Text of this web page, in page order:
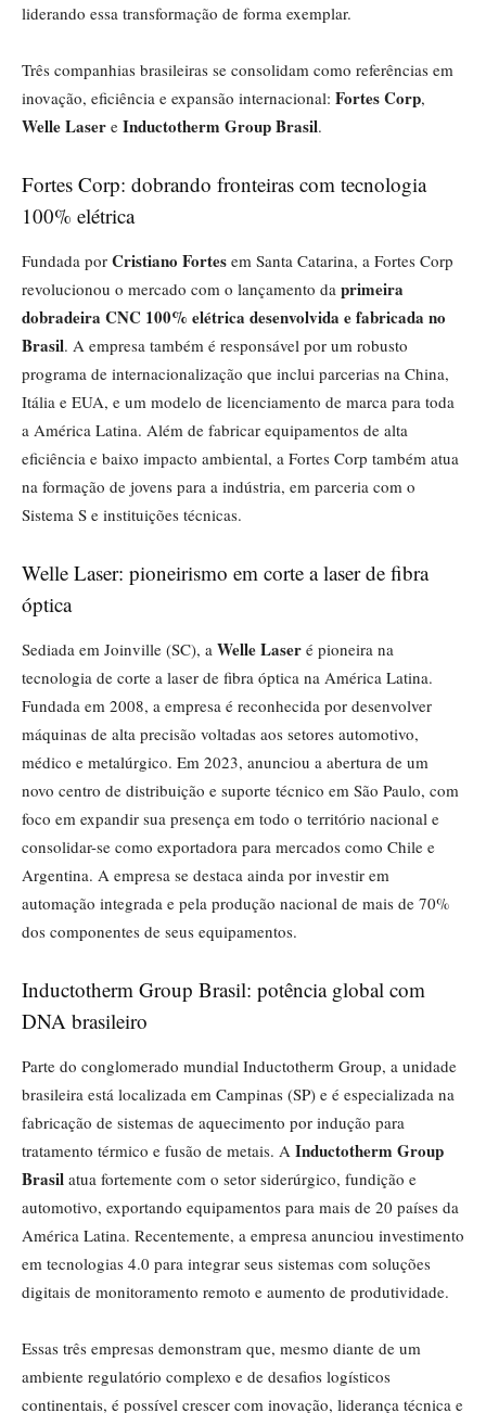
liderando essa transformação de forma exemplar.
Três companhias brasileiras se consolidam como referências em
inovação, eficiência e expansão internacional: Fortes Corp,
Welle Laser e Inductotherm Group Brasil.
Fortes Corp: dobrando fronteiras com tecnologia
100% elétrica
Fundada por Cristiano Fortes em Santa Catarina, a Fortes Corp
revolucionou o mercado com o lançamento da primeira
dobradeira CNC 100% elétrica desenvolvida e fabricada no
Brasil. A empresa também é responsável por um robusto
programa de internacionalização que inclui parcerias na China,
Itália e EUA, e um modelo de licenciamento de marca para toda
a América Latina. Além de fabricar equipamentos de alta
eficiência e baixo impacto ambiental, a Fortes Corp também atua
na formação de jovens para a indústria, em parceria com o
Sistema S e instituições técnicas.
Welle Laser: pioneirismo em corte a laser de fibra
óptica
Sediada em Joinville (SC), a Welle Laser é pioneira na
tecnologia de corte a laser de fibra óptica na América Latina.
Fundada em 2008, a empresa é reconhecida por desenvolver
máquinas de alta precisão voltadas aos setores automotivo,
médico e metalúrgico. Em 2023, anunciou a abertura de um
novo centro de distribuição e suporte técnico em São Paulo, com
foco em expandir sua presença em todo o território nacional e
consolidar-se como exportadora para mercados como Chile e
Argentina. A empresa se destaca ainda por investir em
automação integrada e pela produção nacional de mais de 70%
dos componentes de seus equipamentos.
Inductotherm Group Brasil: potência global com
DNA brasileiro
Parte do conglomerado mundial Inductotherm Group, a unidade
brasileira está localizada em Campinas (SP) e é especializada na
fabricação de sistemas de aquecimento por indução para
tratamento térmico e fusão de metais. A Inductotherm Group
Brasil atua fortemente com o setor siderúrgico, fundição e
automotivo, exportando equipamentos para mais de 20 países da
América Latina. Recentemente, a empresa anunciou investimento
em tecnologias 4.0 para integrar seus sistemas com soluções
digitais de monitoramento remoto e aumento de produtividade.
Essas três empresas demonstram que, mesmo diante de um
ambiente regulatório complexo e de desafios logísticos
continentais, é possível crescer com inovação, liderança técnica e